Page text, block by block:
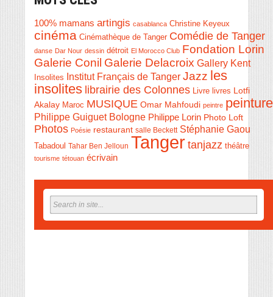
100% mamans artingis casablanca Christine Keyeux
cinéma Cinémathèque de Tanger Comédie de Tanger
danse Dar Nour dessin détroit El Morocco Club Fondation Lorin
Galerie Conil Galerie Delacroix Gallery Kent
Insolites Institut Français de Tanger Jazz les
insolites librairie des Colonnes Livre livres Lotfi
Akalay Maroc MUSIQUE Omar Mahfoudi peintre peinture
Philippe Guiguet Bologne Philippe Lorin Photo Loft
Photos Poésie restaurant salle Beckett Stéphanie Gaou
Tabadoul Tahar Ben Jelloun Tanger tanjazz théâtre
tourisme tétouan écrivain